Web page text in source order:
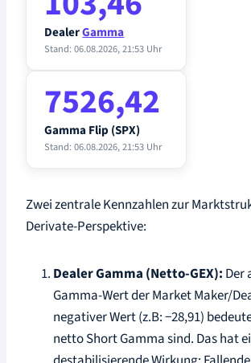
DealerGamma
Stand: 06.08.2026, 21:53 Uhr
7526,42
Gamma Flip (SPX)
Stand: 06.08.2026, 21:53 Uhr
Zwei zentrale Kennzahlen zur
Derivate-Perspektive:
Dealer Gamma (Netto-GEX): Der
Gamma-Wert der Market Maker/
negativer Wert (z.B: −28,91)
netto Short Gamma sind. Das hat